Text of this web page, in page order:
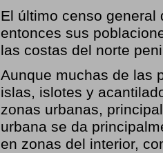
El último censo
entonces sus
las costas del norte
Aunque muchas de las
islas, islotes y
zonas urbanas,
urbana se da
en zonas del interior,